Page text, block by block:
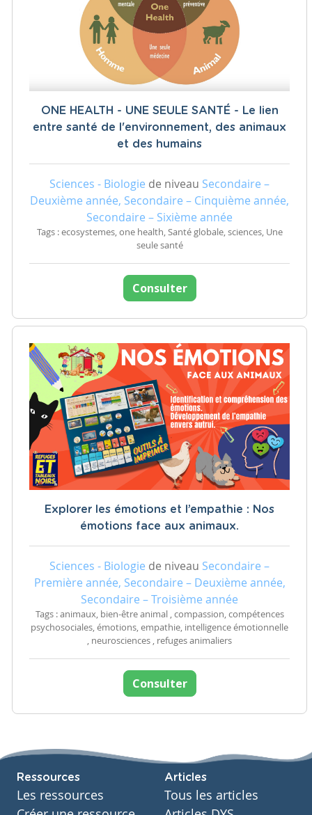
ONE HEALTH - UNE SEULE SANTÉ - Le lien
entre santé de l'environnement, des animaux
et des humains
Sciences - Biologie de niveau Secondaire –
Deuxième année, Secondaire – Cinquième année,
Secondaire – Sixième année
Tags : ecosystemes, one health, Santé globale, sciences, Une
seule santé
Consulter
Explorer les émotions et l’empathie : Nos
émotions face aux animaux.
Sciences - Biologie de niveau Secondaire –
Première année, Secondaire – Deuxième année,
Secondaire – Troisième année
Tags : animaux, bien-être animal , compassion, compétences
psychosociales, émotions, empathie, intelligence émotionnelle
, neurosciences , refuges animaliers
Consulter
Ressources
Les ressources
Articles
Tous les articles